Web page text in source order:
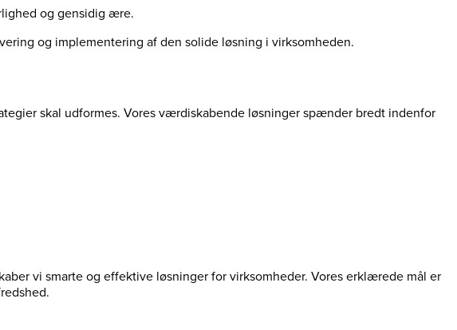
og gensidig ære.
og implementering af den solide løsning i virksomheden.
skal udformes. Vores værdiskabende løsninger spænder bredt indenfor
vi smarte og effektive løsninger for virksomheder. Vores erklærede mål er